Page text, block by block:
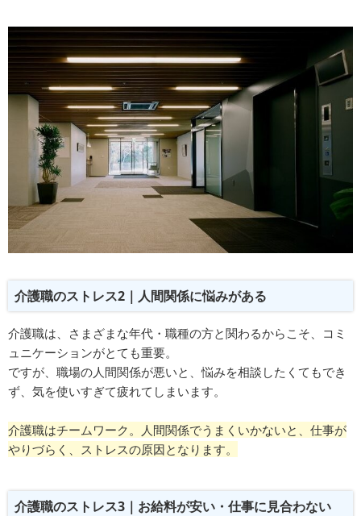
介護職のストレス2｜人間関係に悩みがある
介護職は、さまざまな年代・職種の方と関わるからこそ、コミ
ュニケーションがとても重要。
ですが、職場の人間関係が悪いと、悩みを相談したくてもでき
ず、気を使いすぎて疲れてしまいます。
介護職はチームワーク。人間関係でうまくいかないと、仕事が
やりづらく、ストレスの原因となります。
介護職のストレス3｜お給料が安い・仕事に見合わない